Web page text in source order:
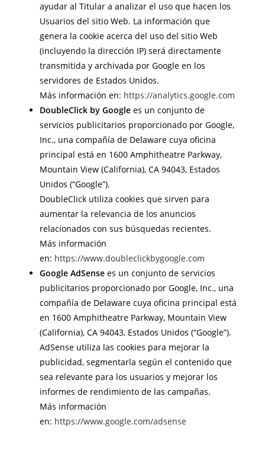
ayudar al Titular a analizar el uso que hacen los
Usuarios del sitio Web. La información que
genera la cookie acerca del uso del sitio Web
(incluyendo la dirección IP) será directamente
transmitida y archivada por Google en los
servidores de Estados Unidos.
Más información en: https://analytics.google.com
DoubleClick by Google es un conjunto de
servicios publicitarios proporcionado por Google,
Inc., una compañía de Delaware cuya oficina
principal está en 1600 Amphitheatre Parkway,
Mountain View (California), CA 94043, Estados
Unidos (“Google”).
DoubleClick utiliza cookies que sirven para
aumentar la relevancia de los anuncios
relacionados con sus búsquedas recientes.
Más información
en: https://www.doubleclickbygoogle.com
Google AdSense es un conjunto de servicios
publicitarios proporcionado por Google, Inc., una
compañía de Delaware cuya oficina principal está
en 1600 Amphitheatre Parkway, Mountain View
(California), CA 94043, Estados Unidos (“Google”).
AdSense utiliza las cookies para mejorar la
publicidad, segmentarla según el contenido que
sea relevante para los usuarios y mejorar los
informes de rendimiento de las campañas.
Más información
en: https://www.google.com/adsense